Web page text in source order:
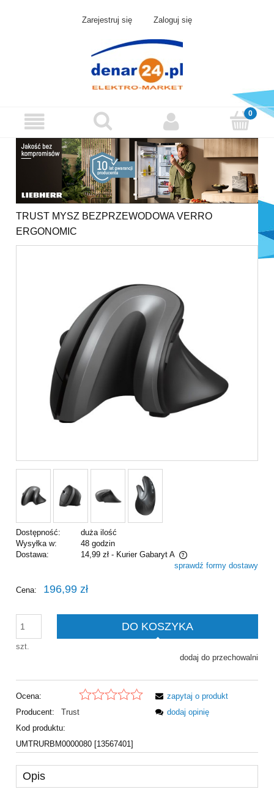
Zarejestruj się Zaloguj się
TRUST MYSZ BEZPRZEWODOWA VERRO
ERGONOMIC
Dostępność:
duża ilość
Wysyłka w:
48 godzin
Dostawa:
14,99 zł - Kurier Gabaryt A
Cena nie zawiera ewentualnych kosztów płatnościsprawdź formy dostawy
Cena: 196,99 zł
szt.
DO KOSZYKA
dodaj do przechowalni
Ocena:
Producent:
Trust
Kod produktu:
UMTRURBM0000080 [13567401]
zapytaj o produkt
dodaj opinię
Opis